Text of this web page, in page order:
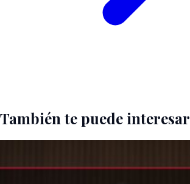
También te puede interesar